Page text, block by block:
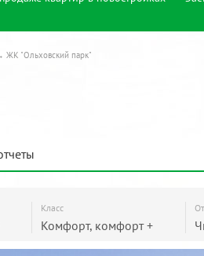
ЖК "Ольховский парк"
Класс
Комфорт, комфорт +